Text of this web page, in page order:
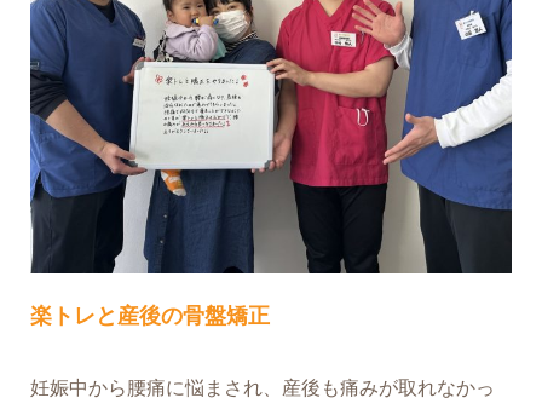
楽トレと産後の骨盤矯正
妊娠中から腰痛に悩まされ、産後も痛みが取れなかっ